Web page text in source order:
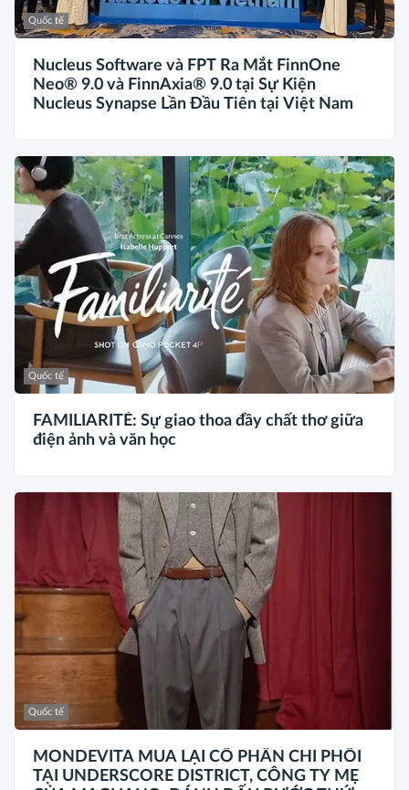
Quốc tế
Nucleus Software và FPT Ra Mắt FinnOne
Neo® 9.0 và FinnAxia® 9.0 tại Sự Kiện
Nucleus Synapse Lần Đầu Tiên tại Việt Nam
Quốc tế
FAMILIARITÉ: Sự giao thoa đầy chất thơ giữa
điện ảnh và văn học
Quốc tế
MONDEVITA MUA LẠI CỔ PHẦN CHI PHỐI
TẠI UNDERSCORE DISTRICT, CÔNG TY MẸ